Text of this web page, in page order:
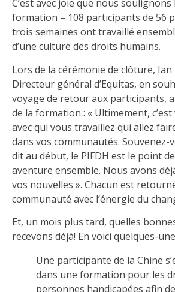
C’est avec joie que nous soulignons
formation – 108 participants de 56
trois semaines ont travaillé
d’une culture des droits humains.
Lors de la cérémonie de clôture,
Directeur général d’Equitas, en
voyage de retour aux participants, a
de la formation : « Ultimement,
avec qui vous travaillez qui allez
dans vos communautés. Souvenez-
dit au début, le PIFDH est le point
aventure ensemble. Nous avons
vos nouvelles ». Chacun est
communauté avec l’énergie du
Et, un mois plus tard, quelles
recevons déjà! En voici quelques-
Une participante de la Chine
dans une formation pour les
personnes handicapées afin